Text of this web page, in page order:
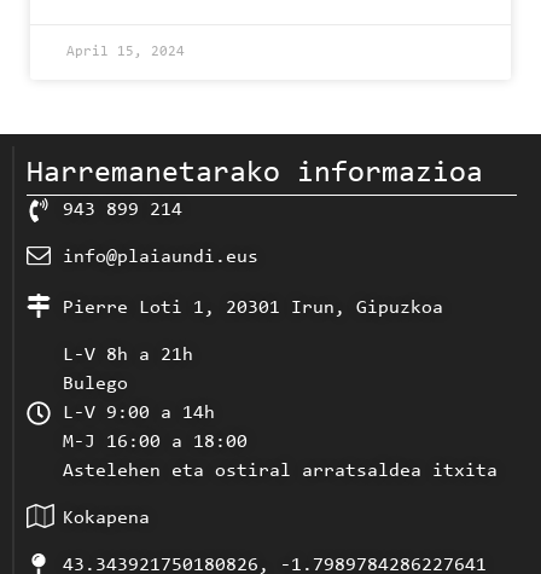
April 15, 2024
Harremanetarako informazioa
943 899 214
info@plaiaundi.eus
Pierre Loti 1, 20301 Irun, Gipuzkoa
L-V 8h a 21h
Bulego
L-V 9:00 a 14h
M-J 16:00 a 18:00
Astelehen eta ostiral arratsaldea itxita
Kokapena
43.343921750180826, -1.7989784286227641